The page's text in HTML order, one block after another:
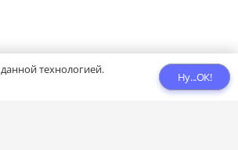
технологией.
Ну...ОК!